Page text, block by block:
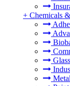
+ Chemicals